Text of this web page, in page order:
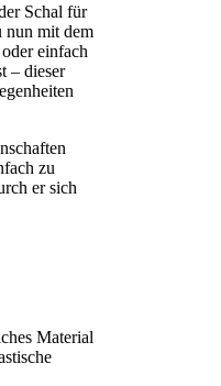
Schal für
nun mit dem
einfach
– dieser
zu
er sich
Material